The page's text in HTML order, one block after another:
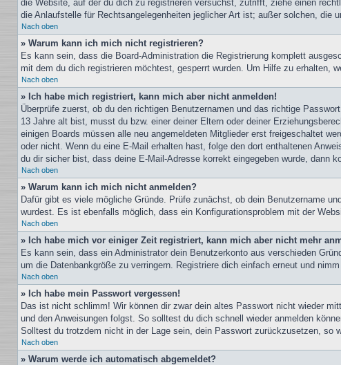
die Website, auf der du dich zu registrieren versuchst, zutrifft, ziehe einen
die Anlaufstelle für Rechtsangelegenheiten jeglicher Art ist; außer solchen, die
Nach oben
» Warum kann ich mich nicht registrieren?
Es kann sein, dass die Board-Administration die Registrierung komplett
mit dem du dich registrieren möchtest, gesperrt wurden. Um Hilfe zu erhalten,
Nach oben
» Ich habe mich registriert, kann mich aber nicht anmelden!
Überprüfe zuerst, ob du den richtigen Benutzernamen und das richtige
13 Jahre alt bist, musst du bzw. einer deiner Eltern oder deiner
einigen Boards müssen alle neu angemeldeten Mitglieder erst freigeschaltet
oder nicht. Wenn du eine E-Mail erhalten hast, folge den dort enthaltenen
du dir sicher bist, dass deine E-Mail-Adresse korrekt eingegeben wurde, dann
Nach oben
» Warum kann ich mich nicht anmelden?
Dafür gibt es viele mögliche Gründe. Prüfe zunächst, ob dein Benutzername
wurdest. Es ist ebenfalls möglich, dass ein Konfigurationsproblem mit der
Nach oben
» Ich habe mich vor einiger Zeit registriert, kann mich aber nicht mehr
Es kann sein, dass ein Administrator dein Benutzerkonto aus verschieden
um die Datenbankgröße zu verringern. Registriere dich einfach erneut und
Nach oben
» Ich habe mein Passwort vergessen!
Das ist nicht schlimm! Wir können dir zwar dein altes Passwort nicht wieder
und den Anweisungen folgst. So solltest du dich schnell wieder anmelden
Solltest du trotzdem nicht in der Lage sein, dein Passwort zurückzusetzen, so
Nach oben
» Warum werde ich automatisch abgemeldet?